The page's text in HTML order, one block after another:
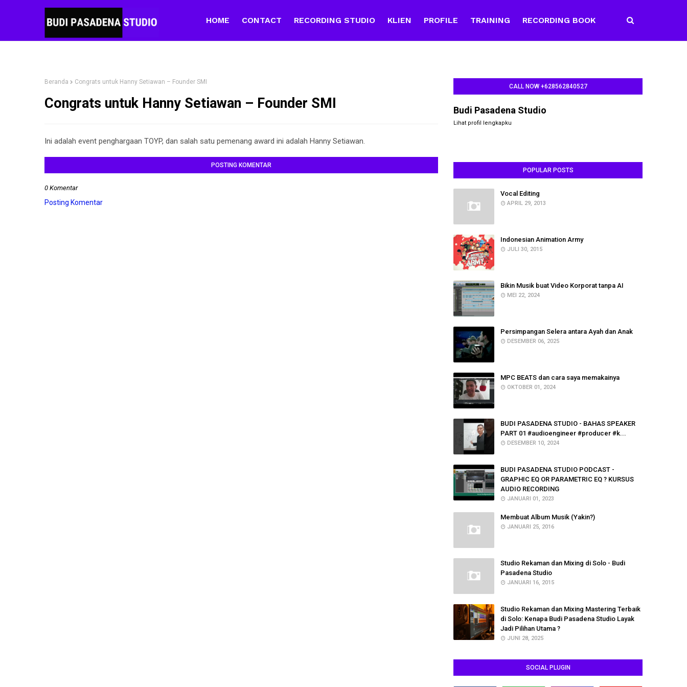
HOME CONTACT RECORDING STUDIO KLIEN PROFILE TRAINING RECORDING BOOK
Beranda Congrats untuk Hanny Setiawan – Founder SMI
Congrats untuk Hanny Setiawan – Founder SMI
Ini adalah event penghargaan TOYP, dan salah satu pemenang award ini adalah Hanny Setiawan.
POSTING KOMENTAR
0 Komentar
Posting Komentar
CALL NOW +628562840527
Budi Pasadena Studio
Lihat profil lengkapku
POPULAR POSTS
Vocal Editing
APRIL 29, 2013
Indonesian Animation Army
JULI 30, 2015
Bikin Musik buat Video Korporat tanpa AI
MEI 22, 2024
Persimpangan Selera antara Ayah dan Anak
DESEMBER 06, 2025
MPC BEATS dan cara saya memakainya
OKTOBER 01, 2024
BUDI PASADENA STUDIO - BAHAS SPEAKER
PART 01 #audioengineer #producer #k...
DESEMBER 10, 2024
BUDI PASADENA STUDIO PODCAST -
GRAPHIC EQ OR PARAMETRIC EQ ? KURSUS
AUDIO RECORDING
JANUARI 01, 2023
Membuat Album Musik (Yakin?)
JANUARI 25, 2016
Studio Rekaman dan Mixing di Solo - Budi
Pasadena Studio
JANUARI 16, 2015
Studio Rekaman dan Mixing Mastering Terbaik
di Solo: Kenapa Budi Pasadena Studio Layak
Jadi Pilihan Utama ?
JUNI 28, 2025
SOCIAL PLUGIN